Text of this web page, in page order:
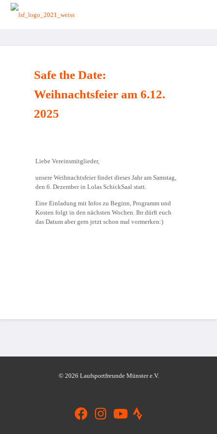
Safe the Date:
Weihnachtsfeier am 6.12.
2025
Liebe Vereinsmitglieder,
unsere Weihnachtsfeier findet dieses Jahr am Samstag,
den 6. Dezember in Lolas SchickSaal statt.
Eine Einladung mit Infos zu Beginn, Programm und
Kosten folgt in den nächsten Wochen. Ihr dürft euch
das Datum aber gern jetzt schon mal vormerken:)
© 2026 Laufsportfreunde Münster e.V.